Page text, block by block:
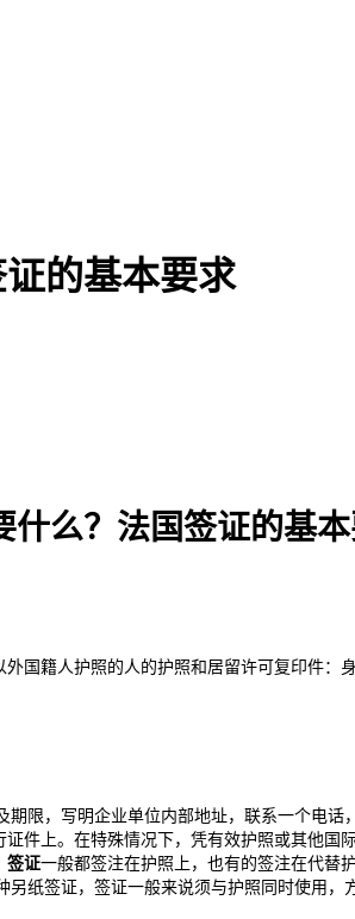
的基本要求
什么？法国签证的基
国籍人护照的人的护照和居留许可复印件：
限，写明企业单位内部地址，联系一个电话
件上。在特殊情况下，凭有效护照或其他国
签证一般都签注在护照上，也有的签注在代替
纸签证，签证一般来说须与护照同时使用，